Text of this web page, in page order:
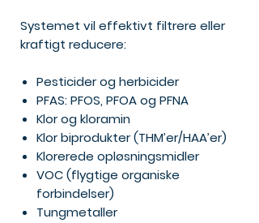
Systemet vil effektivt filtrere eller
kraftigt reducere:
Pesticider og herbicider
PFAS: PFOS, PFOA og PFNA
Klor og kloramin
Klor biprodukter (THM’er/HAA’er)
Klorerede opløsningsmidler
VOC (flygtige organiske
forbindelser)
Tungmetaller